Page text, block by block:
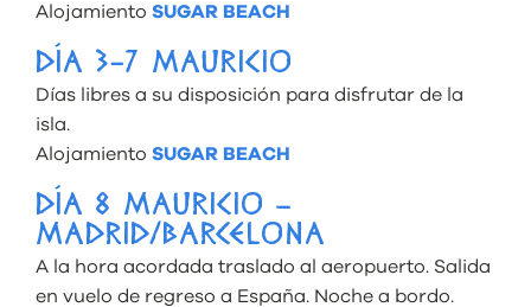
Alojamiento SUGAR BEACH
DÍA 3-7 MAURICIO
Días libres a su disposición para disfrutar de la
isla.
Alojamiento SUGAR BEACH
DÍA 8 MAURICIO –
MADRID/BARCELONA
A la hora acordada traslado al aeropuerto. Salida
en vuelo de regreso a España. Noche a bordo.